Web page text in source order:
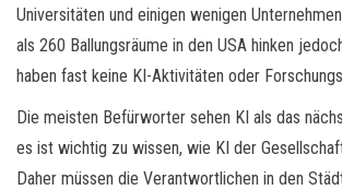
Universitäten und einigen wenigen
als 260 Ballungsräume in den USA hinken
haben fast keine KI-Aktivitäten oder
Die meisten Befürworter sehen KI als das
es ist wichtig zu wissen, wie KI der
Daher müssen die Verantwortlichen in den